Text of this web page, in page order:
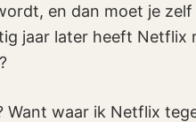
en dan moet je
jaar later heeft Netflix
Want waar ik Netflix